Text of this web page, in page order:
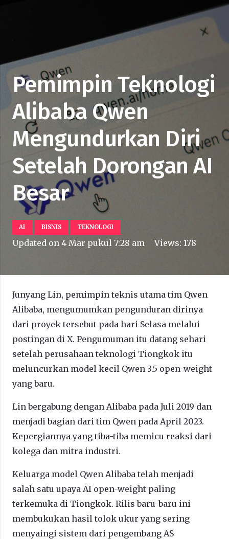
Pemimpin Teknologi
Alibaba Qwen
Mengundurkan Diri
Setelah Dorongan AI
Besar
AI BISNIS TEKNOLOGI
Updated on 4 Mar pukul 7:28 am Views:178
Junyang Lin, pemimpin teknis utama tim Qwen
Alibaba, mengumumkan pengunduran dirinya
dari proyek tersebut pada hari Selasa melalui
postingan di X. Pengumuman itu datang sehari
setelah perusahaan teknologi Tiongkok itu
meluncurkan model kecil Qwen 3.5 open-weight
yang baru.
Lin bergabung dengan Alibaba pada Juli 2019 dan
menjadi bagian dari tim Qwen pada April 2023.
Kepergiannya yang tiba-tiba memicu reaksi dari
kolega dan mitra industri.
Keluarga model Qwen Alibaba telah menjadi
salah satu upaya AI open-weight paling
terkemuka di Tiongkok. Rilis baru-baru ini
membukukan hasil tolok ukur yang sering
menyaingi sistem dari pengembang AS